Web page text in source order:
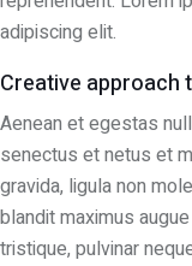
adipiscing elit.
Creative approach
Aenean et egestas
senectus et netus et
gravida, ligula non
blandit maximus
tristique, pulvinar